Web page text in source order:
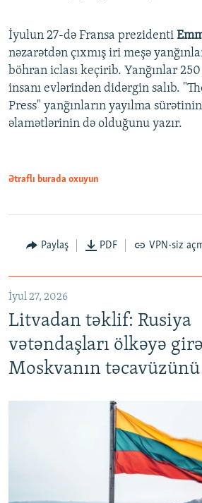
İyulun 27-də Fransa prezidenti
nəzarətdən çıxmış iri meşə
böhran iclası keçirib. Yanğınlar
insanı evlərindən didərgin salıb.
Press" yanğınların yayılma
əlamətlərinin də olduğunu yazır.
Ətraflı burada oxuyun
Paylaş PDF VPN-siz
İyul 27, 2026
Litvadan təklif: Rusiya
vətəndaşları ölkəyə
Moskvanın